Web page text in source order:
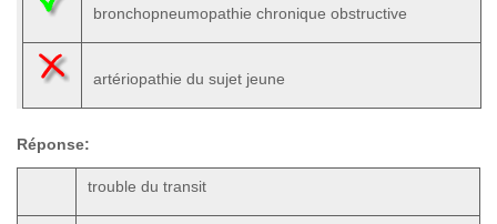
bronchopneumopathie chronique obstructive
artériopathie du sujet jeune
Réponse:
trouble du transit